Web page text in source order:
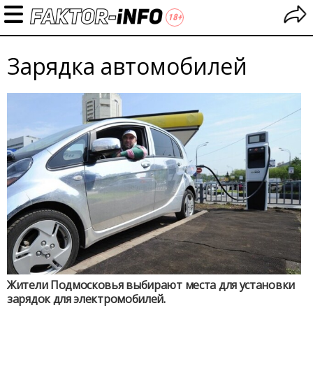
Зарядка автомобилей
Жители Подмосковья выбирают места для установки
зарядок для электромобилей.